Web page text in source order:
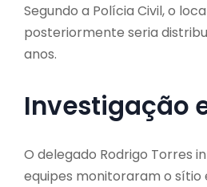
Segundo a Polícia Civil, o
posteriormente seria
anos.
Investigação
O delegado Rodrigo Torres
equipes monitoraram o